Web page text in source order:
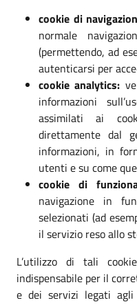
cookie di
normale
(permettendo, ad
autenticarsi per
cookie analytics:
informazioni
assimilati ai
direttamente dal
informazioni, in
utenti e su come
cookie di
navigazione in
selezionati (ad
il servizio reso allo
L’utilizzo di tali
indispensabile per il
e dei servizi legati